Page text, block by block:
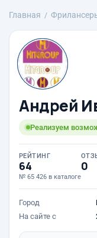
Главная
Андрей
Реализуем
РЕЙТИНГ
64
№ 65 426 в каталоге
0
Город
На сайте с